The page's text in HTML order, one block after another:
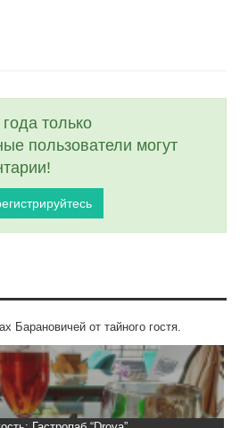
только
пользователи могут
Барановичей от тайного гостя.